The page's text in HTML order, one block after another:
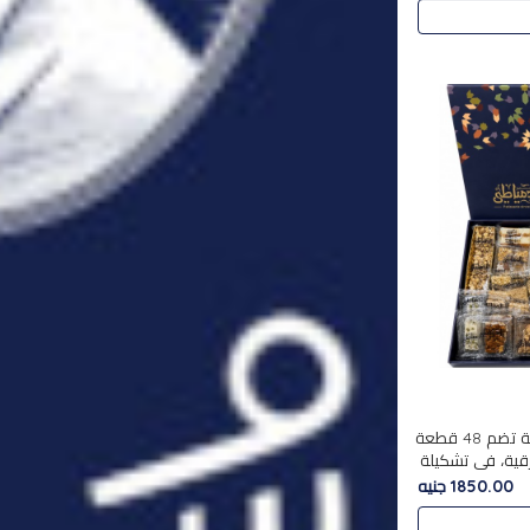
استمتع بتجربة فاخرة مع علبة تضم 48 قطعة
في تشكيلة
1850.00 جنيه